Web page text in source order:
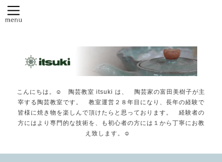
こんにちは。☺️ 陶芸教室 itsuki は、 陶芸家の富田美樹子が主
宰する陶芸教室です。 教室運営２８年目になり、長年の経験で
皆様に焼き物を楽しんで頂けたらと思っております。 経験者の
方にはより専門的な技術を、も初心者の方には１から丁寧にお教
え致します。☺️